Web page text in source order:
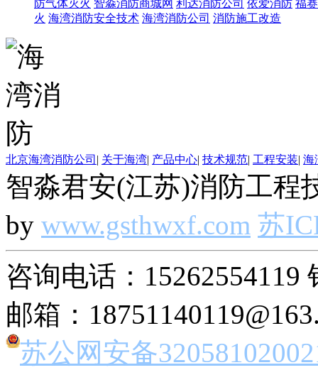
防气体灭火 智淼消防商城网 利达消防公司 依爱消防 福
火 海湾消防安全技术 海湾消防公司 消防施工改造
北京海湾消防公司 | 关于海湾| 产品中心| 技术规范| 工程安装| 海
智淼君安(江苏)消防工程
by www.gsthwxf.com 苏
咨询电话：15262554119
邮箱：
苏公网安备